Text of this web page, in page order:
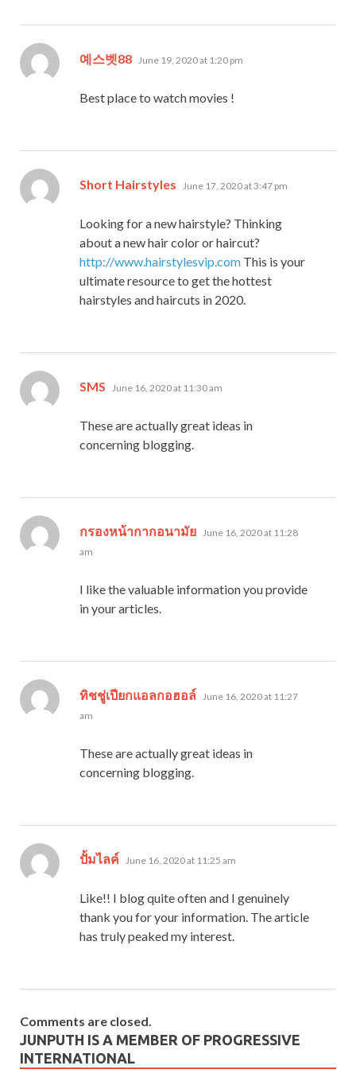
예스벳88 says:
June 19, 2020 at 1:20 pm
Best place to watch movies !
Short Hairstyles says:
June 17, 2020 at 3:47 pm
Looking for a new hairstyle? Thinking
about a new hair color or haircut?
http://www.hairstylesvip.com This is your
ultimate resource to get the hottest
hairstyles and haircuts in 2020.
SMS says:
June 16, 2020 at 11:30 am
These are actually great ideas in
concerning blogging.
กรองหน้ากากอนามัย says:
June 16, 2020 at 11:28
am
I like the valuable information you provide
in your articles.
ทิชชู่เปียกแอลกอฮอล์ says:
June 16, 2020 at 11:27
am
These are actually great ideas in
concerning blogging.
ปั้มไลค์ says:
June 16, 2020 at 11:25 am
Like!! I blog quite often and I genuinely
thank you for your information. The article
has truly peaked my interest.
Comments are closed.
JUNPUTH IS A MEMBER OF PROGRESSIVE
INTERNATIONAL